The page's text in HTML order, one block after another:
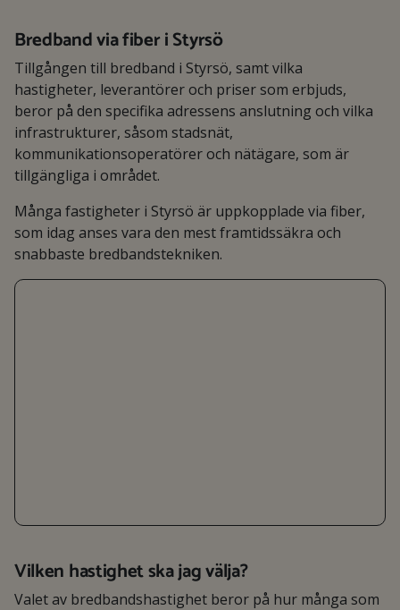
Bredband via fiber i Styrsö
Tillgången till bredband i Styrsö, samt vilka
hastigheter, leverantörer och priser som erbjuds,
beror på den specifika adressens anslutning och vilka
infrastrukturer, såsom stadsnät,
kommunikationsoperatörer och nätägare, som är
tillgängliga i området.
Många fastigheter i Styrsö är uppkopplade via fiber,
som idag anses vara den mest framtidssäkra och
snabbaste bredbandstekniken.
Vilken hastighet ska jag välja?
Valet av bredbandshastighet beror på hur många som